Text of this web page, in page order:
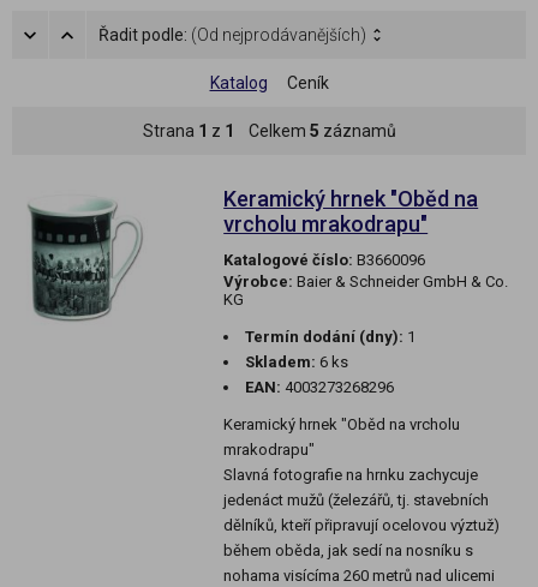
Řadit podle: (Od nejprodávanějších)
Katalog Ceník
Strana 1 z 1 Celkem 5 záznamů
Keramický hrnek "Oběd na
vrcholu mrakodrapu"
Katalogové číslo: B3660096
Výrobce: Baier & Schneider GmbH & Co.
KG
Termín dodání (dny): 1
Skladem: 6 ks
EAN: 4003273268296
Keramický hrnek "Oběd na vrcholu
mrakodrapu"
Slavná fotografie na hrnku zachycuje
jedenáct mužů (železářů, tj. stavebních
dělníků, kteří připravují ocelovou výztuž)
během oběda, jak sedí na nosníku s
nohama visícíma 260 metrů nad ulicemi